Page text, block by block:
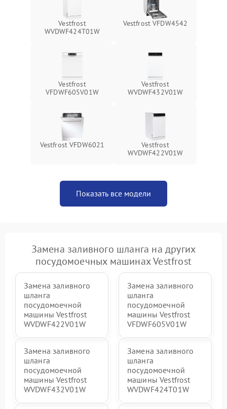
Vestfrost
WVDWF424T01W
Vestfrost VFDW4542
Vestfrost
VFDWF605V01W
Vestfrost
WVDWF432V01W
Vestfrost VFDW6021
Vestfrost
WVDWF422V01W
Показать все модели
Замена заливного шланга на других
посудомоечных машинах Vestfrost
Замена заливного
шланга
посудомоечной
машины Vestfrost
WVDWF422V01W
Замена заливного
шланга
посудомоечной
машины Vestfrost
VFDWF605V01W
Замена заливного
шланга
посудомоечной
машины Vestfrost
WVDWF432V01W
Замена заливного
шланга
посудомоечной
машины Vestfrost
WVDWF424T01W